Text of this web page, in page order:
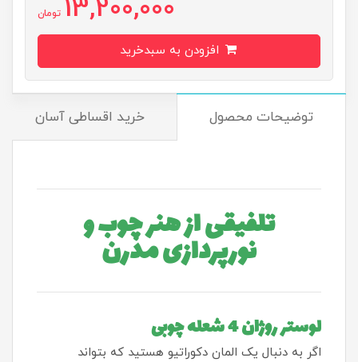
13,200,000 تومان
توضیحات محصول خرید اقساطی آسان
تلفیقی از هنر چوب و
نورپردازی مدرن
لوستر روژان 4 شعله چوبی
اگر به دنبال یک المان دکوراتیو هستید که بتواند